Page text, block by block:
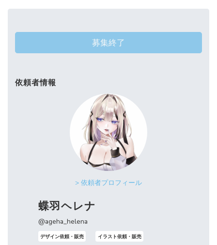
募集終了
依頼者情報
> 依頼者プロフィール
蝶羽ヘレナ
@ageha_helena
デザイン依頼・販売 イラスト依頼・販売